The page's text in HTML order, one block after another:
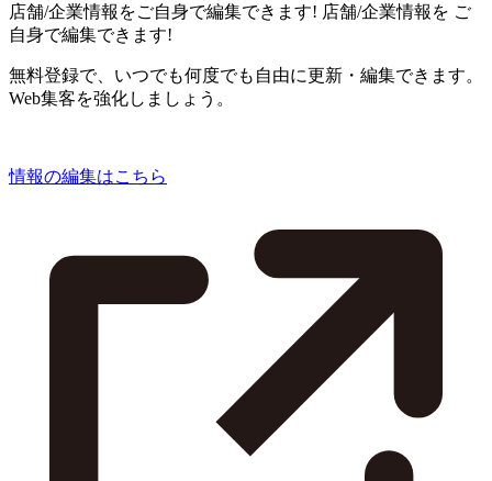
店舗/企業情報をご自身で編集できます! 店舗/企業情報を ご
自身で編集できます!
無料登録で、いつでも何度でも自由に更新・編集できます。
Web集客を強化しましょう。
情報の編集はこちら